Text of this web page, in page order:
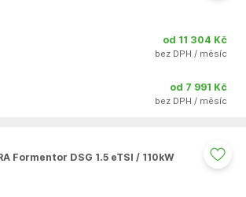
od 11 304 Kč
bez DPH / měsíc
od 7 991 Kč
bez DPH / měsíc
Formentor DSG 1.5 eTSI / 110kW